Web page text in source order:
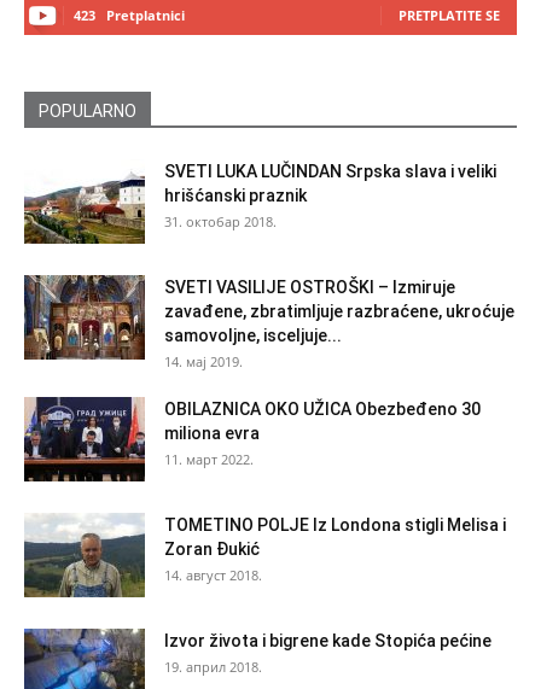
423 Pretplatnici PRETPLATITE SE
POPULARNO
SVETI LUKA LUČINDAN Srpska slava i veliki
hrišćanski praznik
31. октобар 2018.
SVETI VASILIJE OSTROŠKI – Izmiruje
zavađene, zbratimljuje razbraćene, ukroćuje
samovoljne, isceljuje...
14. мај 2019.
OBILAZNICA OKO UŽICA Obezbeđeno 30
miliona evra
11. март 2022.
TOMETINO POLJE Iz Londona stigli Melisa i
Zoran Đukić
14. август 2018.
Izvor života i bigrene kade Stopića pećine
19. април 2018.